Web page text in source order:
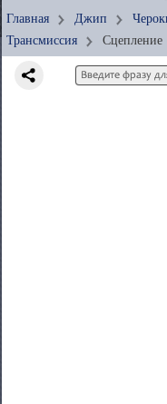
Главная Джип
Трансмиссия
Сцепление